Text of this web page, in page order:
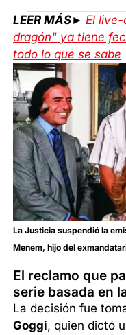
LEER MÁS► El
dragón" ya tiene
todo lo que se sabe
La Justicia suspendió la
Menem, hijo del
El reclamo que
serie basada en
La decisión fue
Goggi, quien dictó